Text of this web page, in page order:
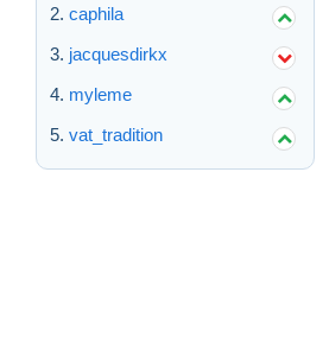
caphila
jacquesdirkx
myleme
vat_tradition